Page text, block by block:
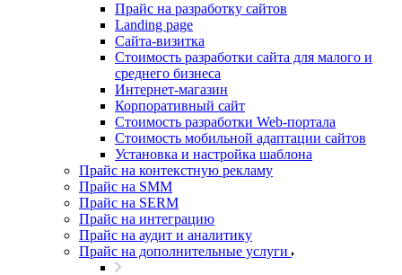
Прайс на разработку сайтов
Landing page
Cайта-визитка
Стоимость разработки сайта для малого и
среднего бизнеса
Интернет-магазин
Корпоративный сайт
Стоимость разработки Web-портала
Стоимость мобильной адаптации сайтов
Установка и настройка шаблона
Прайс на контекстную рекламу
Прайс на SMM
Прайс на SERM
Прайс на интеграцию
Прайс на аудит и аналитику
Прайс на дополнительные услуги